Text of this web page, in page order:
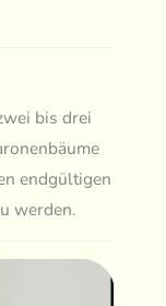
bis drei
endgültigen
werden.